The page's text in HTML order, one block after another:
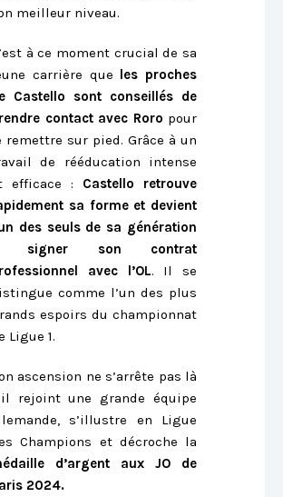
meilleur niveau.
à ce moment crucial de sa
carrière que les proches
Castello sont conseillés de
contact avec Roro pour
remettre sur pied. Grâce à un
de rééducation intense
efficace : Castello retrouve
sa forme et devient
des seuls de sa génération
signer son contrat
avec l’OL. Il se
comme l’un des plus
espoirs du championnat
Ligue 1.
ascension ne s’arrête pas là
rejoint une grande équipe
s’illustre en Ligue
Champions et décroche la
d’argent aux JO de
2024.